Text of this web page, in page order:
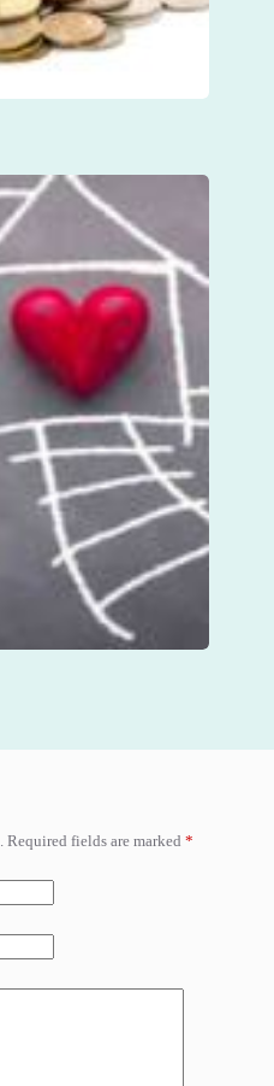
Required fields are marked *